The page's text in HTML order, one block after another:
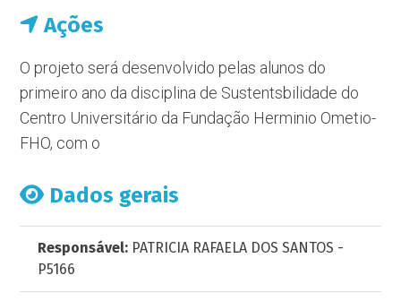
Ações
O projeto será desenvolvido pelas alunos do
primeiro ano da disciplina de Sustentsbilidade do
Centro Universitário da Fundação Herminio Ometio-
FHO, com o
Dados gerais
Responsável: PATRICIA RAFAELA DOS SANTOS -
P5166